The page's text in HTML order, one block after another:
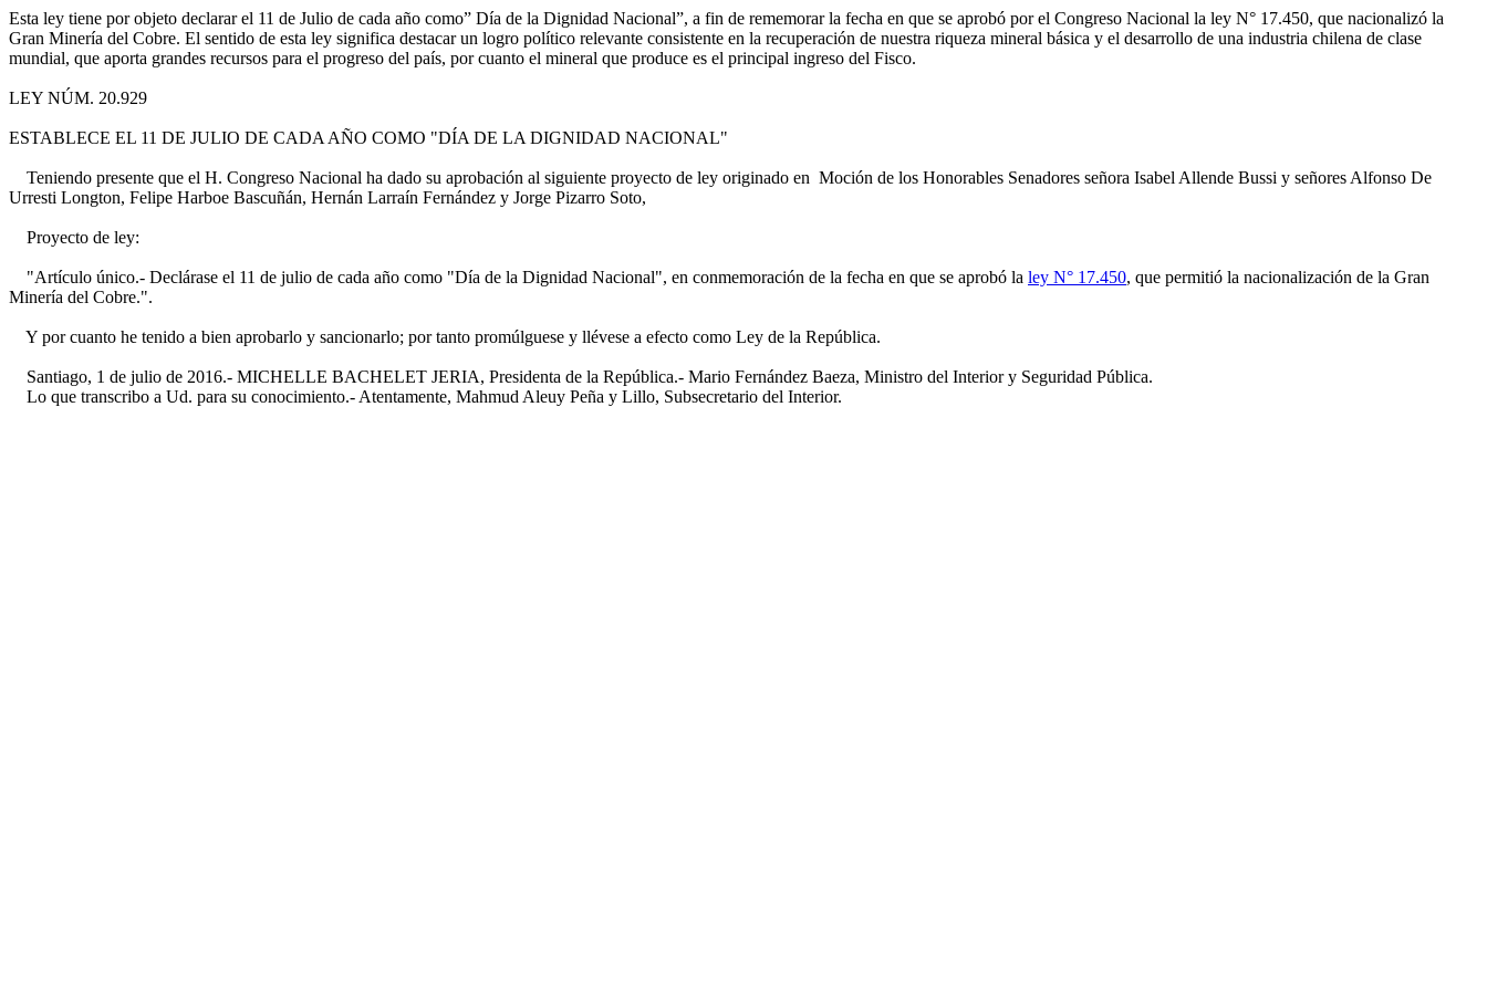
Esta ley tiene por objeto declarar el 11 de Julio de cada año como” Día de la Dignidad Nacional”, a fin de rememorar la fecha en que se aprobó por el Congreso Nacional la ley N° 17.450, que nacionalizó la
Gran Minería del Cobre. El sentido de esta ley significa destacar un logro político relevante consistente en la recuperación de nuestra riqueza mineral básica y el desarrollo de una industria chilena de clase
mundial, que aporta grandes recursos para el progreso del país, por cuanto el mineral que produce es el principal ingreso del Fisco.
LEY NÚM. 20.929
ESTABLECE EL 11 DE JULIO DE CADA AÑO COMO "DÍA DE LA DIGNIDAD NACIONAL"
Teniendo presente que el H. Congreso Nacional ha dado su aprobación al siguiente proyecto de ley originado en Moción de los Honorables Senadores señora Isabel Allende Bussi y señores Alfonso De
Urresti Longton, Felipe Harboe Bascuñán, Hernán Larraín Fernández y Jorge Pizarro Soto,
Proyecto de ley:
"Artículo único.- Declárase el 11 de julio de cada año como "Día de la Dignidad Nacional", en conmemoración de la fecha en que se aprobó la ley N° 17.450, que permitió la nacionalización de la Gran
Minería del Cobre.".
Y por cuanto he tenido a bien aprobarlo y sancionarlo; por tanto promúlguese y llévese a efecto como Ley de la República.
Santiago, 1 de julio de 2016.- MICHELLE BACHELET JERIA, Presidenta de la República.- Mario Fernández Baeza, Ministro del Interior y Seguridad Pública.
Lo que transcribo a Ud. para su conocimiento.- Atentamente, Mahmud Aleuy Peña y Lillo, Subsecretario del Interior.